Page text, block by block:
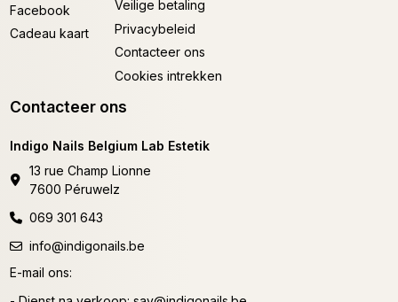
Facebook
Cadeau kaart
Veilige betaling
Privacybeleid
Contacteer ons
Cookies intrekken
Contacteer ons
Indigo Nails Belgium Lab Estetik
13 rue Champ Lionne
7600 Péruwelz
069 301 643
info@indigonails.be
E-mail ons: